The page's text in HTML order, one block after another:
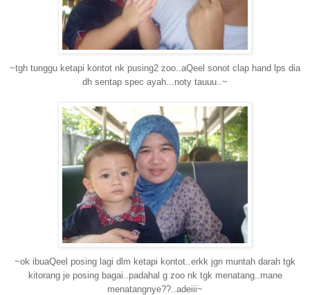
~tgh tunggu ketapi kontot nk pusing2 zoo..aQeel sonot clap hand lps dia
dh sentap spec ayah...noty tauuu..~
~ok ibuaQeel posing lagi dlm ketapi kontot..erkk jgn muntah darah tgk
kitorang je posing bagai..padahal g zoo nk tgk menatang..mane
menatangnye??..adeiii~